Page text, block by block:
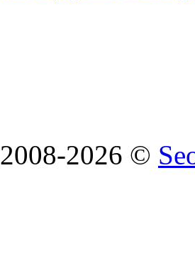
2008-2026 ©